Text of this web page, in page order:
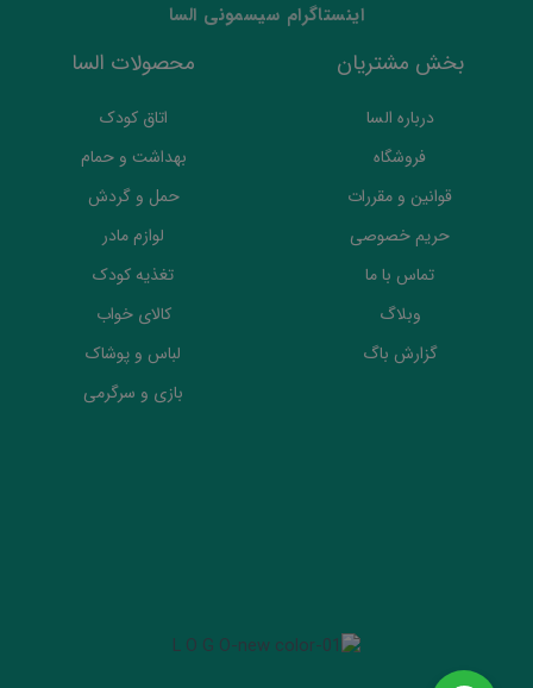
اینستاگرام سیسمونی السا
بخش مشتریان
درباره السا
فروشگاه
قوانین و مقررات
حریم خصوصی
تماس با ما
وبلاگ
گزارش باگ
محصولات السا
اتاق کودک
بهداشت و حمام
حمل و گردش
لوازم مادر
تغذیه کودک
کالای خواب
لباس و پوشاک
بازی و سرگرمی